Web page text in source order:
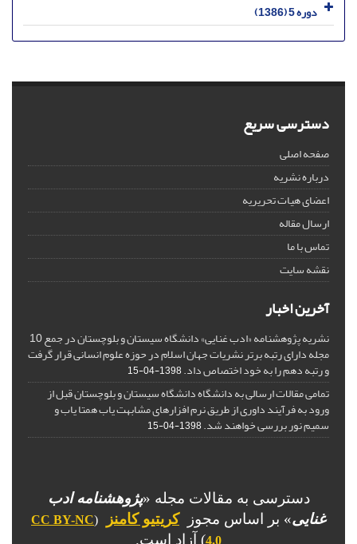
دوره 5 (1386)
دسترسی سریع
صفحه اصلی
درباره نشریه
اعضای هیات تحریریه
ارسال مقاله
تماس با ما
نقشه سایت
آخرین اخبار
نشریه پژوهشنامه «ادب غنایی» دانشگاه سیستان و بلوچستان در جمع 10
مجله دارای رتبه برتر نشریات جهان اسلام در حوزه علوم انسانی قرار گرفت
و رتبه دهم را به خود اختصاص داد.1398-04-15
تمامی مقالات ارسالی به دانشگاه دانشگاه سیستان و بلوچستان قبل از
ورود به فرآیند داوری از طریق نرم افزارهای مشابهت یاب همتا یاب و
سمیم نور بررسی خواهند شد.1398-04-15
دسترسی به مقالات مجله «پژوهشنامه ادب
غنایی» بر اساس مجوزکریتیو کامنز (
CC BY-NC
4.0) آزاد است.